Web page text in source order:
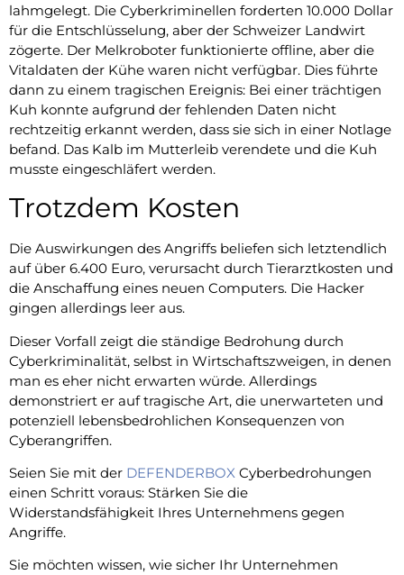
lahmgelegt. Die Cyberkriminellen forderten 10.000 Dollar
für die Entschlüsselung, aber der Schweizer Landwirt
zögerte. Der Melkroboter funktionierte offline, aber die
Vitaldaten der Kühe waren nicht verfügbar. Dies führte
dann zu einem tragischen Ereignis: Bei einer trächtigen
Kuh konnte aufgrund der fehlenden Daten nicht
rechtzeitig erkannt werden, dass sie sich in einer Notlage
befand. Das Kalb im Mutterleib verendete und die Kuh
musste eingeschläfert werden.
Trotzdem Kosten
Die Auswirkungen des Angriffs beliefen sich letztendlich
auf über 6.400 Euro, verursacht durch Tierarztkosten und
die Anschaffung eines neuen Computers. Die Hacker
gingen allerdings leer aus.
Dieser Vorfall zeigt die ständige Bedrohung durch
Cyberkriminalität, selbst in Wirtschaftszweigen, in denen
man es eher nicht erwarten würde. Allerdings
demonstriert er auf tragische Art, die unerwarteten und
potenziell lebensbedrohlichen Konsequenzen von
Cyberangriffen.
Seien Sie mit der DEFENDERBOX Cyberbedrohungen
einen Schritt voraus: Stärken Sie die
Widerstandsfähigkeit Ihres Unternehmens gegen
Angriffe.
Sie möchten wissen, wie sicher Ihr Unternehmen